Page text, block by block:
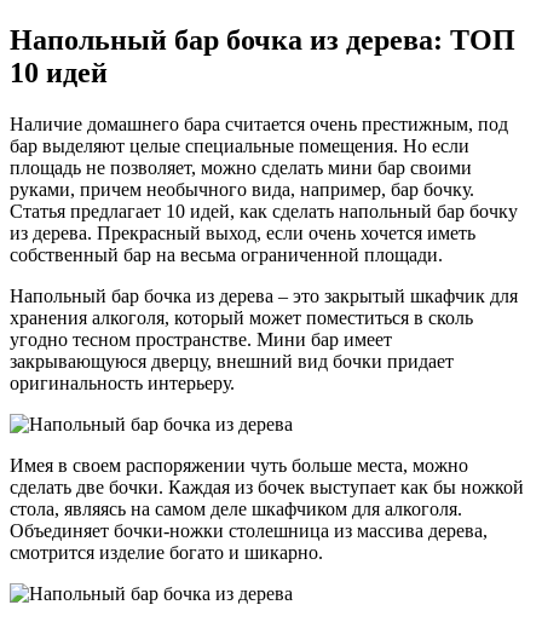
Напольный бар бочка из дерева: ТОП
10 идей
Наличие домашнего бара считается очень престижным, под
бар выделяют целые специальные помещения. Но если
площадь не позволяет, можно сделать мини бар своими
руками, причем необычного вида, например, бар бочку.
Статья предлагает 10 идей, как сделать напольный бар бочку
из дерева. Прекрасный выход, если очень хочется иметь
собственный бар на весьма ограниченной площади.
Напольный бар бочка из дерева – это закрытый шкафчик для
хранения алкоголя, который может поместиться в сколь
угодно тесном пространстве. Мини бар имеет
закрывающуюся дверцу, внешний вид бочки придает
оригинальность интерьеру.
Имея в своем распоряжении чуть больше места, можно
сделать две бочки. Каждая из бочек выступает как бы ножкой
стола, являясь на самом деле шкафчиком для алкоголя.
Объединяет бочки-ножки столешница из массива дерева,
смотрится изделие богато и шикарно.